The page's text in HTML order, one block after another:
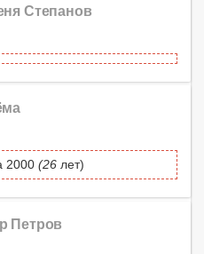
Степанов
2000 (26 лет)
Петров